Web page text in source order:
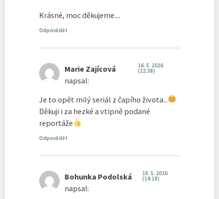
Krásné, moc děkujeme....
Odpovědět
Marie Zajícová
napsal:
16. 5. 2026
(22:38)
Je to opět milý seriál z čapího života...
Děkuji i za hezké a vtipně podané
reportáže
Odpovědět
Bohunka Podolská
napsal:
18. 5. 2026
(14:18)